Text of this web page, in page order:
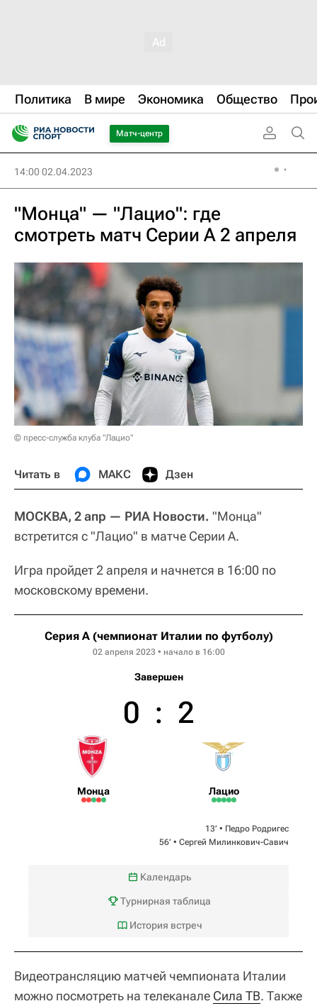
Политика В мире Экономика Общество
Матч-центр
14:00 02.04.2023
"Монца" — "Лацио": где
смотреть матч Серии А 2 апреля
© пресс-служба клуба "Лацио"
Читать в МАКС Дзен
МОСКВА, 2 апр — РИА Новости. "Монца"
встретится с "Лацио" в матче Серии А.
Игра пройдет 2 апреля и начнется в 16:00 по
московскому времени.
Серия А (чемпионат Италии по футболу)
02 апреля 2023 • начало в 16:00
Завершен
Монца
0 : 2
Лацио
13‎’‎ • Педро Родригес
56‎’‎ • Сергей Милинкович-Савич
Календарь
Турнирная таблица
История встреч
Видеотрансляцию матчей чемпионата Италии
можно посмотреть на телеканале Сила ТВ. Также